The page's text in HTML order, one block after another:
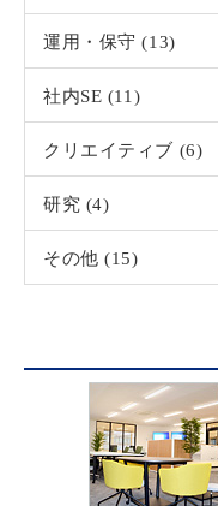
運用・保守 (13)
社内SE (11)
クリエイティブ (6)
研究 (4)
その他 (15)